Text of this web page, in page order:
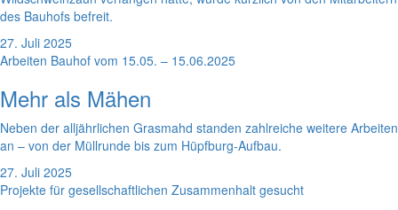
des Bauhofs befreit.
27. Juli 2025
Arbeiten Bauhof vom 15.05. – 15.06.2025
Mehr als Mähen
Neben der alljährlichen Grasmahd standen zahlreiche weitere Arbeiten
an – von der Müllrunde bis zum Hüpfburg-Aufbau.
27. Juli 2025
Projekte für gesellschaftlichen Zusammenhalt gesucht